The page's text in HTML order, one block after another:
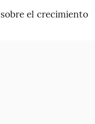
el crecimiento